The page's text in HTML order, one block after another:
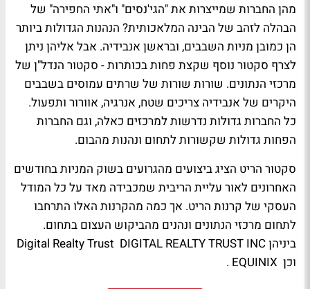
מהן החברות שמייצרות את "הגי'נסים" ו"אתי החפירה" של
הבהלה לזהב של הבינה המלאכותית? הנהנות הגדולות ביותר
הן כמובן מניות השבבים, ובראשן אנבידיה. אבל אליהן ניתן
לצרף סקטור נוסף שקצת פחות בכותרות - סקטור הנדל"ן של
מרכזי הנתונים. שורות שורות של שרתים עמוסים בשבבים
היקרים של אנבידיה צריכים שטח, אנרגיה, אוורור ותפעול.
כל החברות גדולות נדרשות למרכזים כאלה, וגם החברות
הפחות גדולות שקשורות לתחום ונהנות מהבום.
סקטור הריט הציג ביצועים מהגרועים בשוק המניות בחודשים
האחרונים לאור עליית הריבית שמכבידה מאד על כל המודל
העסקי של קרנות הריט. אך כמה מהקרנות האלו התרחבו
לתחום מרכזי הנתונים ונהנים מהביקוש העצום בתחום.
ביניהן Digital Realty Trust DIGITAL REALTY TRUST INC
וכן EQUINIX .